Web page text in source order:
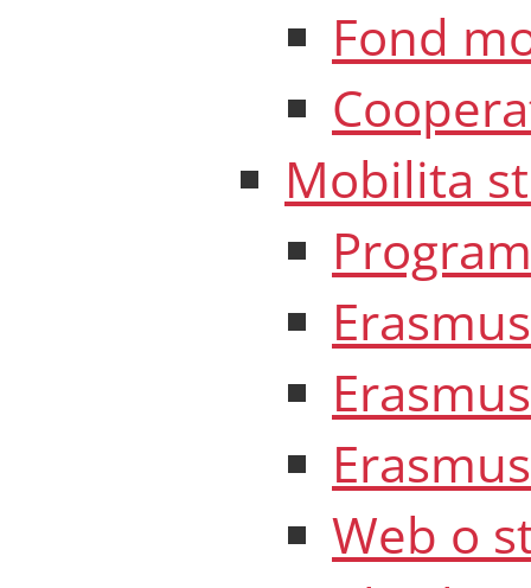
Fond
Mobilita
Web o